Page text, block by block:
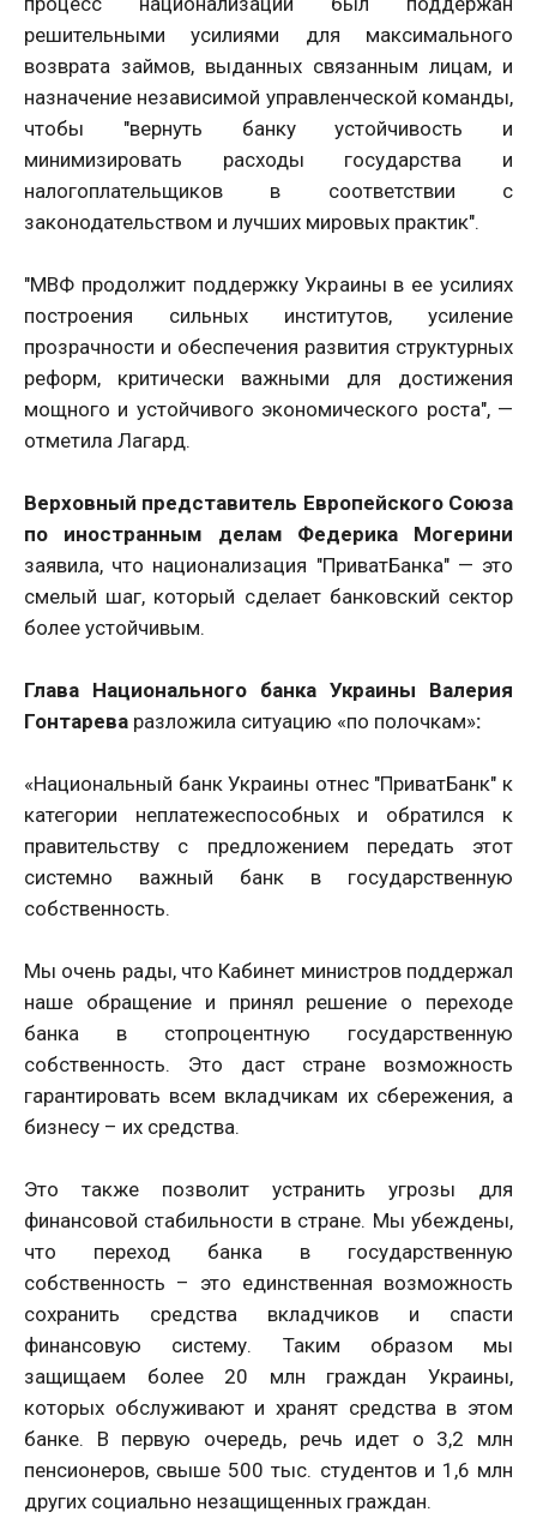
решительными усилиями для максимального
возврата займов, выданных связанным лицам, и
назначение независимой управленческой команды,
чтобы "вернуть банку устойчивость и
минимизировать расходы государства и
налогоплательщиков в соответствии с
законодательством и лучших мировых практик".
"МВФ продолжит поддержку Украины в ее усилиях
построения сильных институтов, усиление
прозрачности и обеспечения развития структурных
реформ, критически важными для достижения
мощного и устойчивого экономического роста", —
отметила Лагард.
Верховный представитель Европейского Союза
по иностранным делам Федерика Могерини
заявила, что национализация "ПриватБанка" — это
смелый шаг, который сделает банковский сектор
более устойчивым.
Глава Национального банка Украины Валерия
Гонтарева разложила ситуацию «по полочкам»:
«Национальный банк Украины отнес "ПриватБанк" к
категории неплатежеспособных и обратился к
правительству с предложением передать этот
системно важный банк в государственную
собственность.
Мы очень рады, что Кабинет министров поддержал
наше обращение и принял решение о переходе
банка в стопроцентную государственную
собственность. Это даст стране возможность
гарантировать всем вкладчикам их сбережения, а
бизнесу – их средства.
Это также позволит устранить угрозы для
финансовой стабильности в стране. Мы убеждены,
что переход банка в государственную
собственность – это единственная возможность
сохранить средства вкладчиков и спасти
финансовую систему. Таким образом мы
защищаем более 20 млн граждан Украины,
которых обслуживают и хранят средства в этом
банке. В первую очередь, речь идет о 3,2 млн
пенсионеров, свыше 500 тыс. студентов и 1,6 млн
других социально незащищенных граждан.